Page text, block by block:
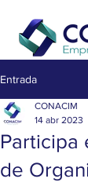
Entrada
Participa
de
CONACIM
14 abr 2023